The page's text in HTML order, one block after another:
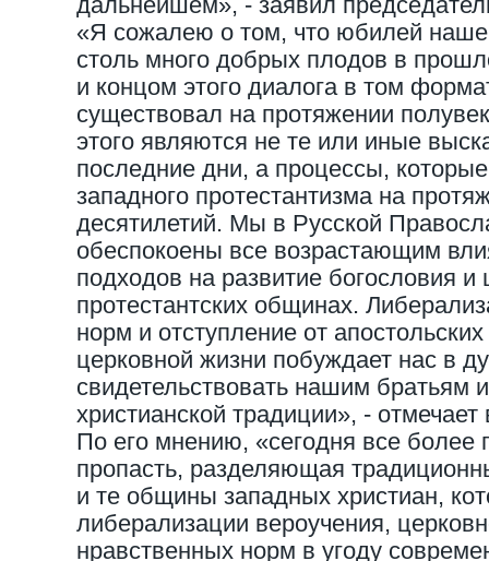
«Я сожалею о том, что юбилей
столь много добрых плодов в
и концом этого диалога в том
существовал на протяжении
этого являются не те или иные
последние дни, а процессы,
западного протестантизма на
десятилетий. Мы в Русской
обеспокоены все возрастающим
подходов на развитие богословия и
протестантских общинах.
норм и отступление от
церковной жизни побуждает нас в
свидетельствовать нашим братьям
христианской традиции», -
По его мнению, «сегодня все более
пропасть, разделяющая
и те общины западных христиан,
либерализации вероучения,
нравственных норм в угоду